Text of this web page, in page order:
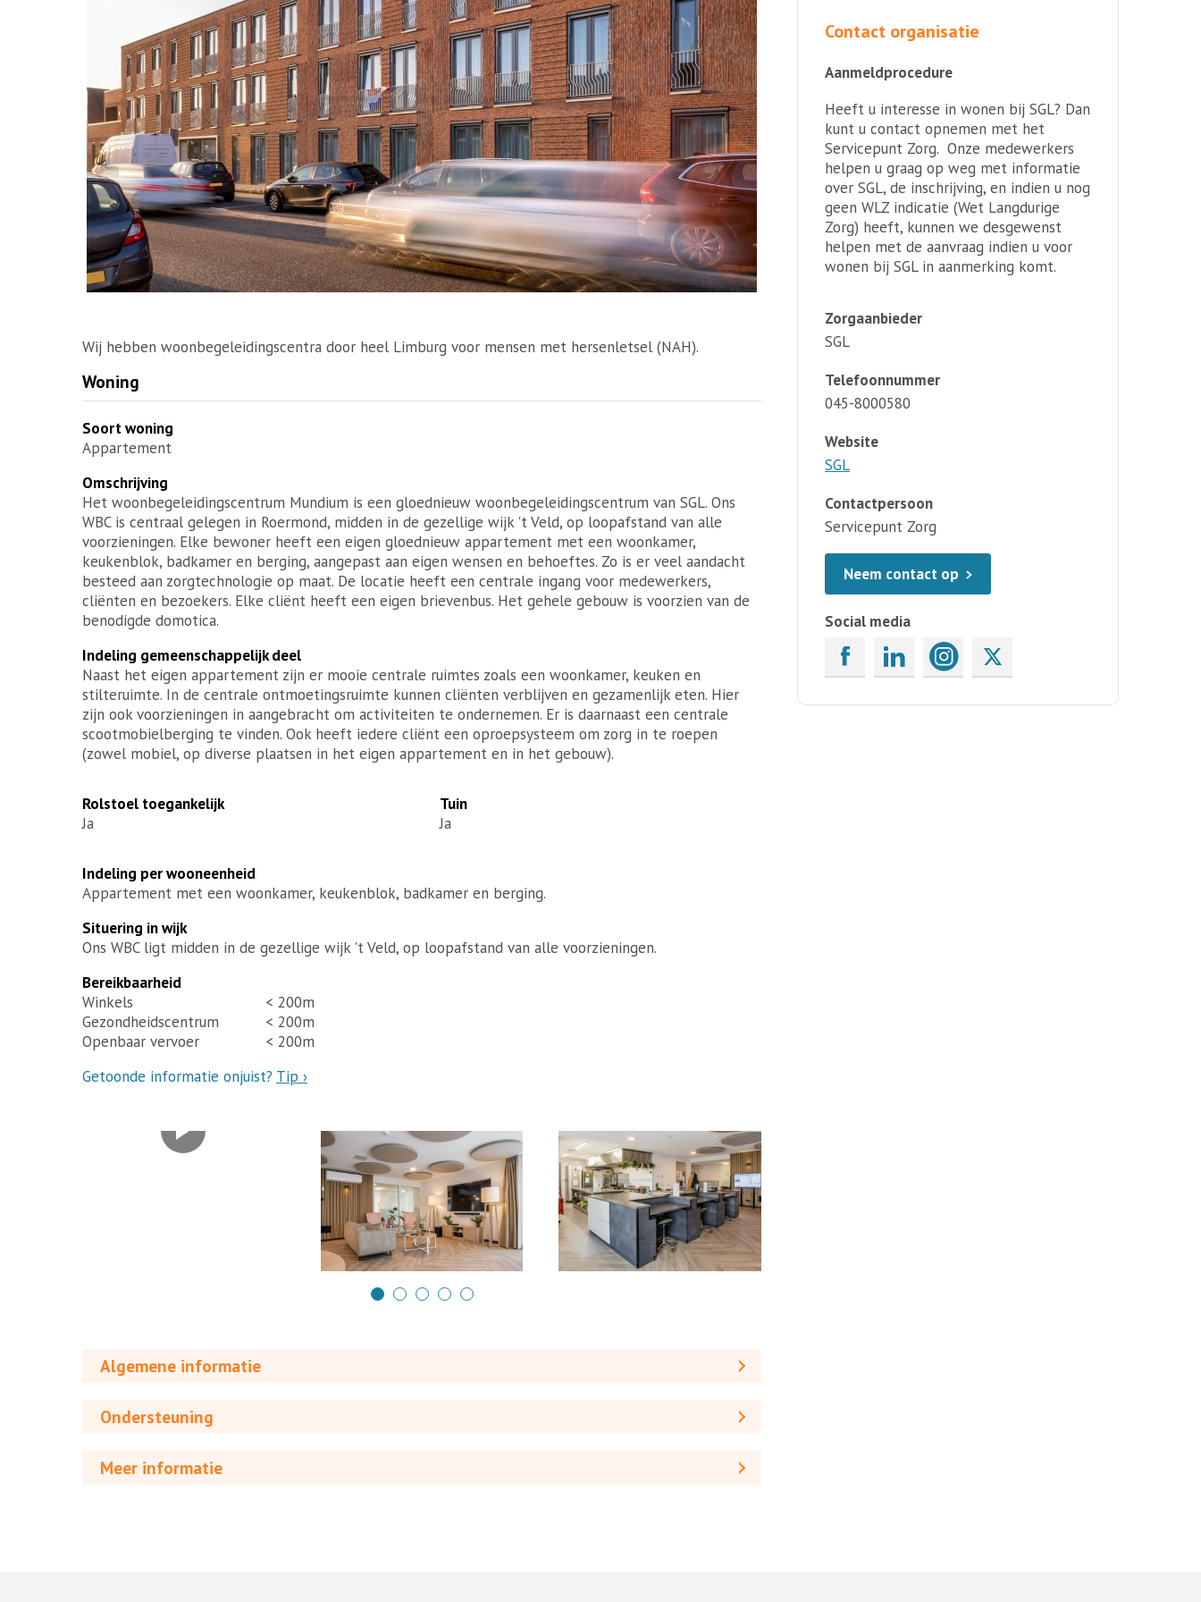
Wij hebben woonbegeleidingscentra door heel Limburg voor mensen met hersenletsel (NAH).
Woning
Soort woning
Appartement
Omschrijving
Het woonbegeleidingscentrum Mundium is een gloednieuw woonbegeleidingscentrum van SGL. Ons
WBC is centraal gelegen in Roermond, midden in de gezellige wijk 't Veld, op loopafstand van alle
voorzieningen. Elke bewoner heeft een eigen gloednieuw appartement met een woonkamer,
keukenblok, badkamer en berging, aangepast aan eigen wensen en behoeftes. Zo is er veel aandacht
besteed aan zorgtechnologie op maat. De locatie heeft een centrale ingang voor medewerkers,
cliënten en bezoekers. Elke cliënt heeft een eigen brievenbus. Het gehele gebouw is voorzien van de
benodigde domotica.
Indeling gemeenschappelijk deel
Naast het eigen appartement zijn er mooie centrale ruimtes zoals een woonkamer, keuken en
stilteruimte. In de centrale ontmoetingsruimte kunnen cliënten verblijven en gezamenlijk eten. Hier
zijn ook voorzieningen in aangebracht om activiteiten te ondernemen. Er is daarnaast een centrale
scootmobielberging te vinden. Ook heeft iedere cliënt een oproepsysteem om zorg in te roepen
(zowel mobiel, op diverse plaatsen in het eigen appartement en in het gebouw).
Rolstoel toegankelijk
Ja
Tuin
Ja
Indeling per wooneenheid
Appartement met een woonkamer, keukenblok, badkamer en berging.
Situering in wijk
Ons WBC ligt midden in de gezellige wijk 't Veld, op loopafstand van alle voorzieningen.
Bereikbaarheid
Winkels
< 200m
Gezondheidscentrum
< 200m
Openbaar vervoer
< 200m
Getoonde informatie onjuist? Tip ›
Algemene informatie
Ondersteuning
Meer informatie
Contact organisatie
Aanmeldprocedure
Heeft u interesse in wonen bij SGL? Dan
kunt u contact opnemen met het
Servicepunt Zorg. Onze medewerkers
helpen u graag op weg met informatie
over SGL, de inschrijving, en indien u nog
geen WLZ indicatie (Wet Langdurige
Zorg) heeft, kunnen we desgewenst
helpen met de aanvraag indien u voor
wonen bij SGL in aanmerking komt.
Zorgaanbieder
SGL
Telefoonnummer
045-8000580
Website
SGL
Contactpersoon
Servicepunt Zorg
Neem contact op
Social media